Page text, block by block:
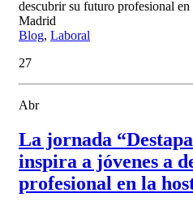
Blog, Laboral
27
Abr
La jornada
inspira a jóvenes a
profesional en la